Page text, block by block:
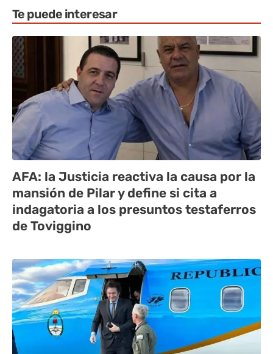
Te puede interesar
AFA: la Justicia reactiva la causa por la
mansión de Pilar y define si cita a
indagatoria a los presuntos testaferros
de Toviggino